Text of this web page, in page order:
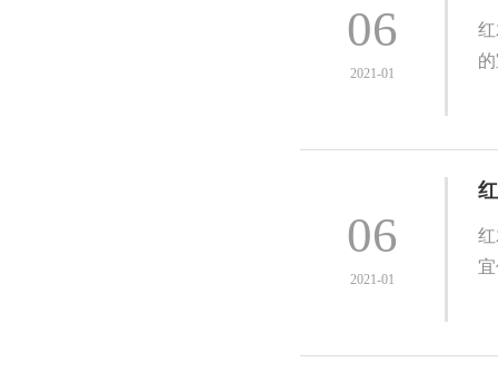
06
2021-01
06
2021-01